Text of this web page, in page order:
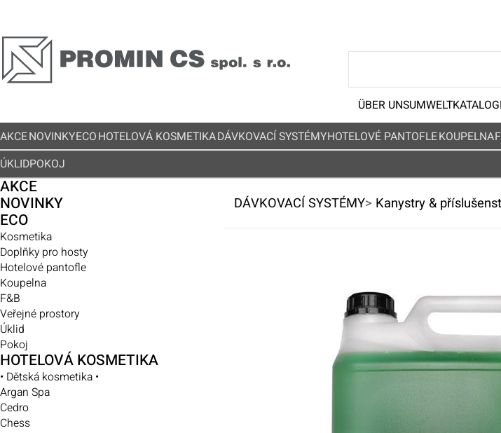
ÜBER UNSUMWELT
AKCENOVINKYECOHOTELOVÁ KOSMETIKADÁVKOVACÍ SYSTÉMYHOTELOVÉ PANTOFLEKOUPELNA
ÚKLIDPOKOJ
AKCE
NOVINKY
ECO
Kosmetika
Doplňky pro hosty
Hotelové pantofle
Koupelna
F&B
Veřejné prostory
Úklid
Pokoj
HOTELOVÁ KOSMETIKA
• Dětská kosmetika •
Argan Spa
Cedro
Chess
DÁVKOVACÍ SYSTÉMY> Kanystry &